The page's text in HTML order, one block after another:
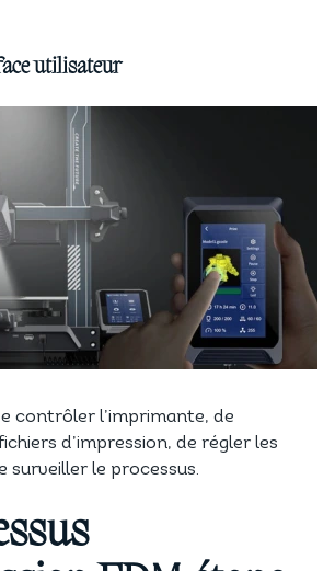
utilisateur
contrôler l’imprimante, de
d’impression, de régler les
surveiller le processus.